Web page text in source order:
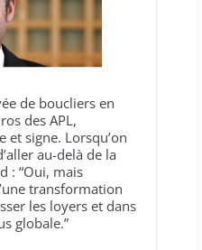
de boucliers en
des APL,
et signe. Lorsqu’on
au-delà de la
: “Oui, mais
transformation
les loyers et dans
globale.”